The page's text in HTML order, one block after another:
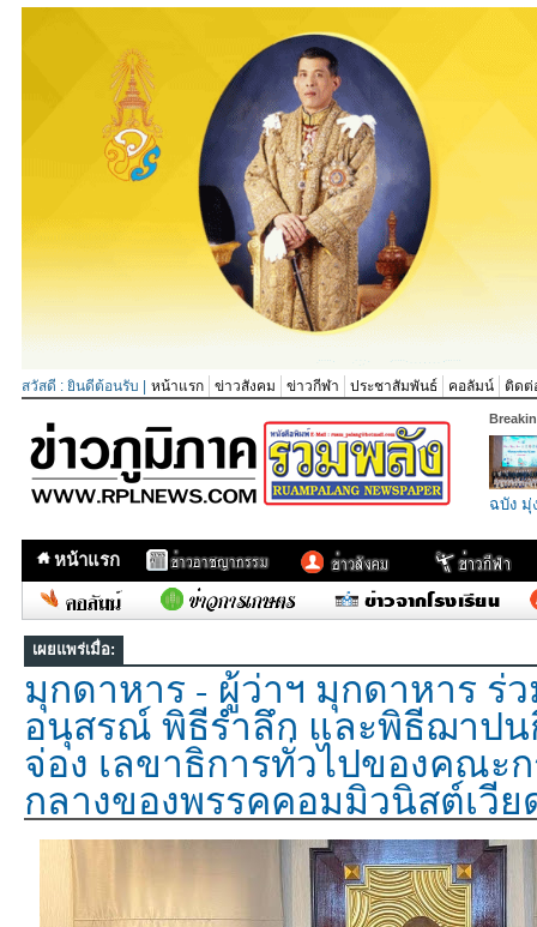
สวัสดี : ยินดีต้อนรับ | หน้าแรก ข่าวสังคม ข่าวกีฬา ประชาสัมพันธ์ คอลัมน์ ติดต่
ฉบัง มุ่
หน้าแรก
เผยแพร่เมื่อ:
มุกดาหาร - ผู้ว่าฯ มุกดาหาร ร่
อนุสรณ์ พิธีรำลึก และพิธีฌาปน
จ่อง เลขาธิการทั่วไปของคณะ
กลางของพรรคคอมมิวนิสต์เวี